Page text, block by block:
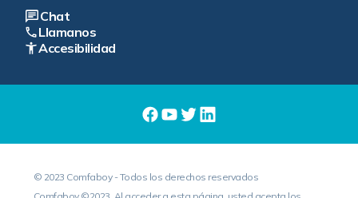
Chat
Llamanos
Accesibilidad
© 2023 Comfaboy - Todos los derechos reservados